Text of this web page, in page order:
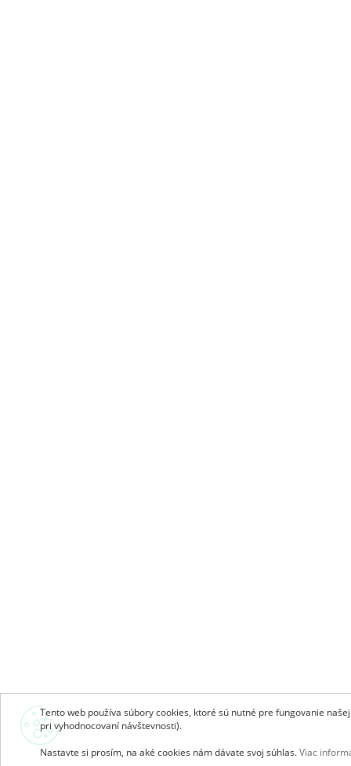
Tento web používa súbory cookies, ktoré sú nutné pre fungovanie
pri vyhodnocovaní návštevnosti).
Nastavte si prosím, na aké cookies nám dávate svoj súhlas.Viac